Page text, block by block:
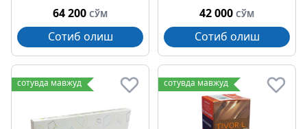
64 200 СЎМ
Сотиб олиш
42 000 СЎМ
Сотиб олиш
сотувда мавжуд сотувда мавжуд